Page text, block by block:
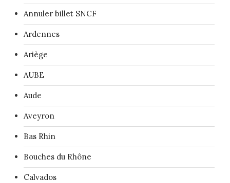
Annuler billet SNCF
Ardennes
Ariège
AUBE
Aude
Aveyron
Bas Rhin
Bouches du Rhône
Calvados